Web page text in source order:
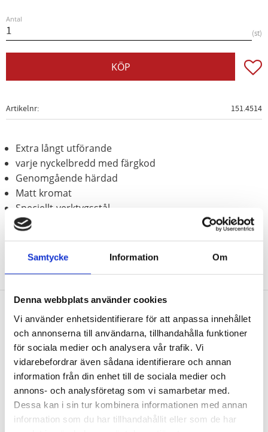
Samtycke Information Om
Denna webbplats använder cookies
Vi använder enhetsidentifierare för att anpassa innehållet
och annonserna till användarna, tillhandahålla funktioner
för sociala medier och analysera vår trafik. Vi
vidarebefordrar även sådana identifierare och annan
information från din enhet till de sociala medier och
annons- och analysföretag som vi samarbetar med.
Dessa kan i sin tur kombinera informationen med annan
information som du har tillhandahållit eller som de har
Antal
st
KÖP
Artikelnr 151.4514
Extra långt utförande
varje nyckelbredd med färgkod
Genomgående härdad
Matt kromat
Speciellt-verktygsstål
Nyhetsbrev
PRENUMERERA
Dina personuppgifter behandlas i enlighet med vårintegritetspolicy